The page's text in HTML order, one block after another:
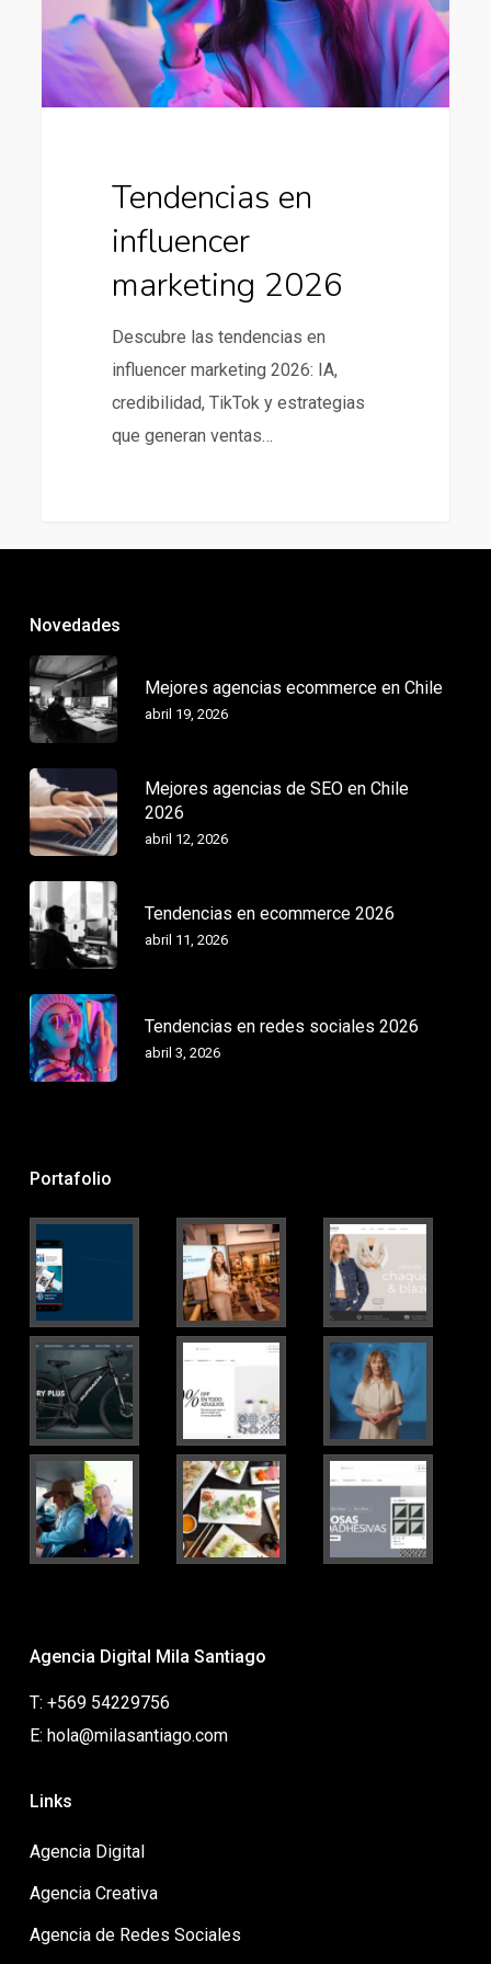
Tendencias en
influencer
marketing 2026
Descubre las tendencias en
influencer marketing 2026: IA,
credibilidad, TikTok y estrategias
que generan ventas…
Novedades
Mejores agencias ecommerce en Chile
abril 19, 2026
Mejores agencias de SEO en Chile
2026
abril 12, 2026
Tendencias en ecommerce 2026
abril 11, 2026
Tendencias en redes sociales 2026
abril 3, 2026
Portafolio
Agencia Digital Mila Santiago
T: +569 54229756
E: hola@milasantiago.com
Links
Agencia Digital
Agencia Creativa
Agencia de Redes Sociales